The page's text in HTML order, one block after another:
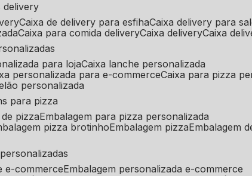
delivery
caixa de delivery para esfiha caixa delivery para
caixa para comida delivery caixa delivery caixa
para loja caixa lanche personalizada
personalizada para e-commerce caixa para pizza
personalizada
para pizza
de pizza embalagem para pizza personalizada
pizza brotinho embalagem pizza embalagem
personalizadas
e-commerce
embalagem personalizada e-commerce